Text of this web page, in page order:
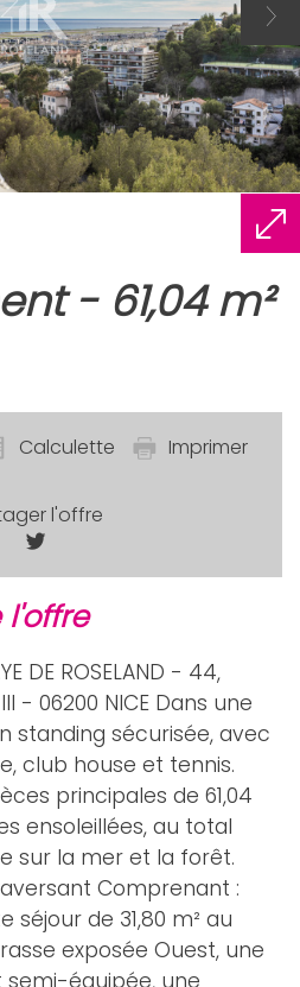
Calculette Imprimer
l'offre
l'offre
DE ROSELAND - 44,
- 06200 NICE Dans une
standing sécurisée, avec
club house et tennis.
principales de 61,04
ensoleillées, au total
sur la mer et la forêt.
Comprenant :
de 31,80 m² au
exposée Ouest, une
équipée, une